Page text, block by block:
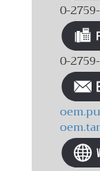
0-
0-